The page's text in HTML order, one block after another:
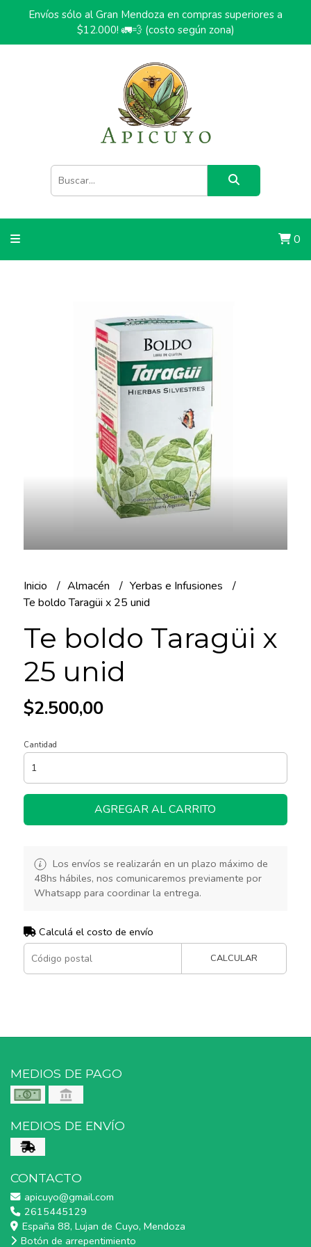
Envíos sólo al Gran Mendoza en compras superiores a
$12.000! 🚛💨 (costo según zona)
0
Inicio Almacén
Yerbas e Infusiones
Te boldo Taragüi x 25 unid
Te boldo Taragüi x
25 unid
$2.500,00
Cantidad
AGREGAR AL CARRITO
Los envíos se realizarán en un plazo máximo de
48hs hábiles, nos comunicaremos previamente por
Whatsapp para coordinar la entrega.
Calculá el costo de envío
CALCULAR
MEDIOS DE PAGO
MEDIOS DE ENVÍO
CONTACTO
apicuyo@gmail.com
2615445129
España 88, Lujan de Cuyo, Mendoza
Botón de arrepentimiento